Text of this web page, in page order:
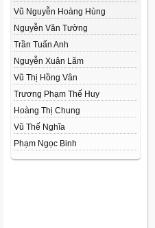
Vũ Nguyễn Hoàng Hùng
Nguyễn Văn Tường
Trần Tuấn Anh
Nguyễn Xuân Lãm
Vũ Thị Hồng Vân
Trương Phạm Thế Huy
Hoàng Thị Chung
Vũ Thế Nghĩa
Phạm Ngọc Binh